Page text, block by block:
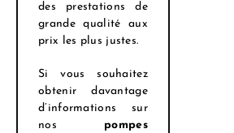
des prestations de
grande qualité aux
prix les plus justes.
Si vous souhaitez
obtenir davantage
d’informations sur
nos pompes